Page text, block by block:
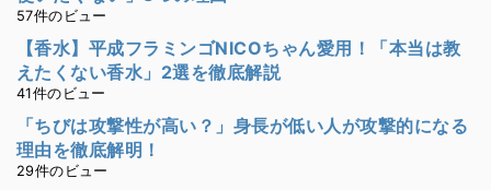
57件のビュー
【香水】平成フラミンゴNICOちゃん愛用！「本当は教
えたくない香水」2選を徹底解説
41件のビュー
「ちびは攻撃性が高い？」身長が低い人が攻撃的になる
理由を徹底解明！
29件のビュー